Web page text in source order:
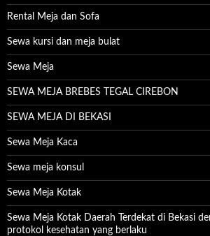
Rental Meja dan Sofa
Sewa kursi dan meja bulat
Sewa Meja
SEWA MEJA BREBES TEGAL CIREBON
SEWA MEJA DI BEKASI
Sewa Meja Kaca
Sewa meja konsul
Sewa Meja Kotak
Sewa Meja Kotak Daerah Terdekat di Bekasi
protokol kesehatan yang berlaku